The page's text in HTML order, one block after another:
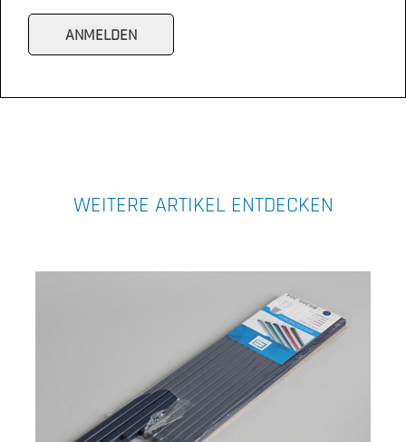
WEITERE ARTIKEL ENTDECKEN